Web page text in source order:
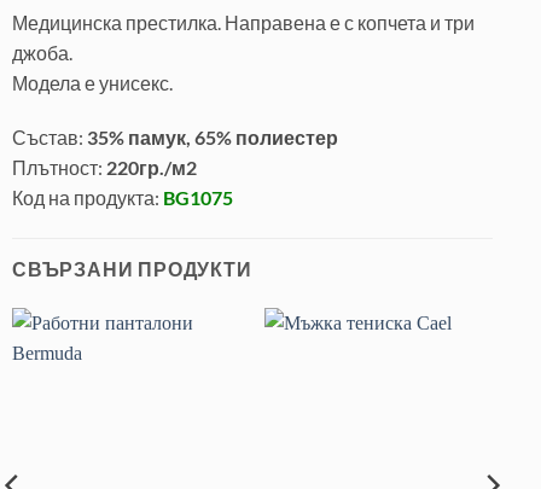
Медицинска престилка. Направена е с копчета и три
джоба.
Модела е унисекс.
Състав: 35% памук, 65% полиестер
Плътност: 220гр./м2
Код на продукта: BG1075
СВЪРЗАНИ ПРОДУКТИ